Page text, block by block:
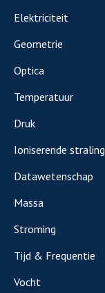
Elektriciteit
Geometrie
Optica
Temperatuur
Druk
Ioniserende straling
Datawetenschap
Massa
Stroming
Tijd & Frequentie
Vocht